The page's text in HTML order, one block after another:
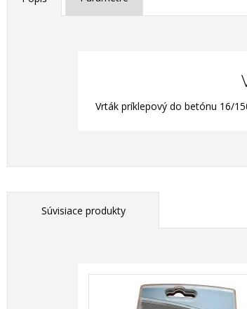
Vrták príklepový do betónu 16/
Súvisiace produkty